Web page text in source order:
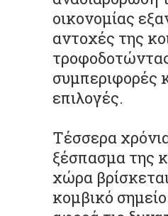
οικονομίας
αντοχές της
συμπεριφορές
επιλογές.
Τέσσερα
ξέσπασμα της
χώρα
κομβικό σημείο